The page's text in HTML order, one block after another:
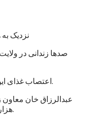
نزدیک
صدها زندانی در
اعتصاب غذای این زندانیان امروز وارد چهارمین روزش شد.
عبدالرزاق خان
هزار زندانی در این زندان اعتصاب غذایی کردند.